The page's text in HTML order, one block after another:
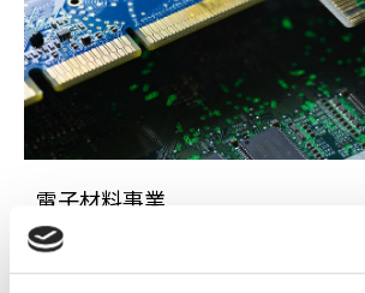
電子材料事業